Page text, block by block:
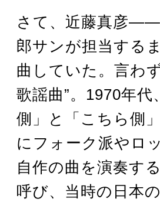
さて、近藤真彦
郎サンが担当する
曲していた。言わ
歌謡曲”。1970年
側」と「こちら側
にフォーク派やロ
自作の曲を演奏す
呼び、当時の日本